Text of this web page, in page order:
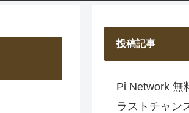
投稿記事
Pi Network 無
ラストチャン